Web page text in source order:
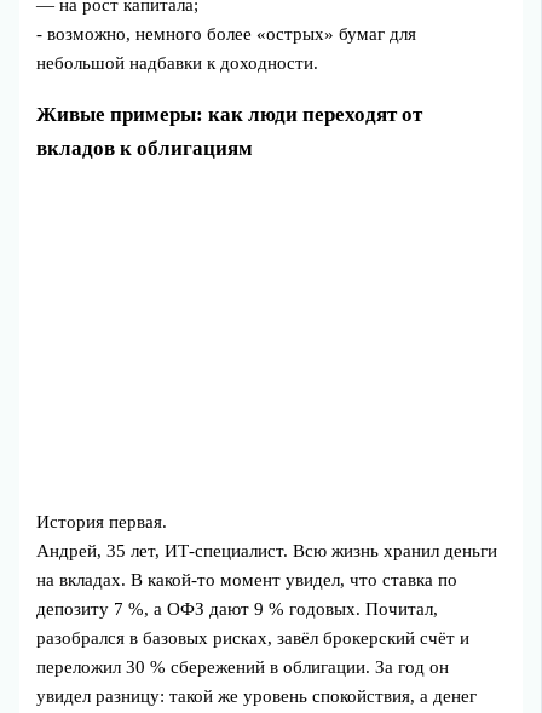
— на рост капитала;
- возможно, немного более «острых» бумаг для
небольшой надбавки к доходности.
Живые примеры: как люди переходят от
вкладов к облигациям
История первая.
Андрей, 35 лет, ИТ‑специалист. Всю жизнь хранил деньги
на вкладах. В какой‑то момент увидел, что ставка по
депозиту 7 %, а ОФЗ дают 9 % годовых. Почитал,
разобрался в базовых рисках, завёл брокерский счёт и
переложил 30 % сбережений в облигации. За год он
увидел разницу: такой же уровень спокойствия, а денег